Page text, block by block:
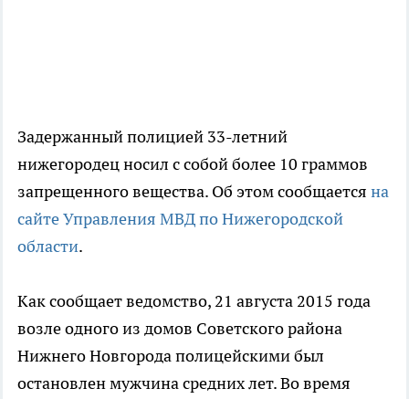
Задержанный полицией 33-летний
нижегородец носил с собой более 10 граммов
запрещенного вещества. Об этом сообщается на
сайте Управления МВД по Нижегородской
области.
Как сообщает ведомство, 21 августа 2015 года
возле одного из домов Советского района
Нижнего Новгорода полицейскими был
остановлен мужчина средних лет. Во время